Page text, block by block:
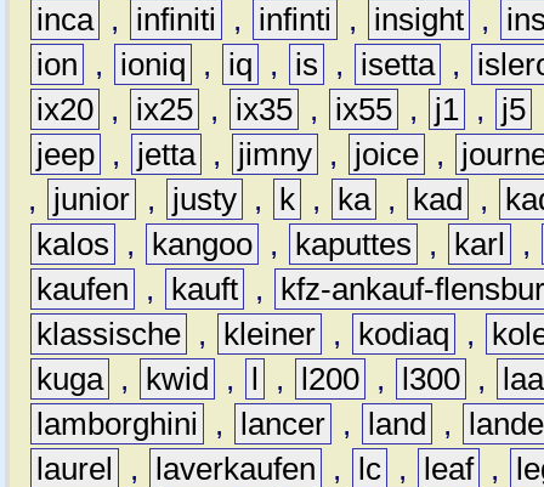
inca , infiniti , infinti , insight ,
ion
, ioniq , iq , is , isetta ,
ix20 , ix25 , ix35 , ix55 , j1 , j5
jeep , jetta , jimny , joice ,
,
junior , justy , k , ka , kad ,
kalos
, kangoo , kaputtes , karl
,
kaufen
, kauft ,
kfz-ankauf-
klassische , kleiner , kodiaq ,
kuga , kwid , l , l200 , l300 ,
lamborghini
, lancer , land ,
laurel
, laverkaufen , lc , leaf ,